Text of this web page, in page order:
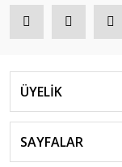
ÜYELİK
SAYFALAR